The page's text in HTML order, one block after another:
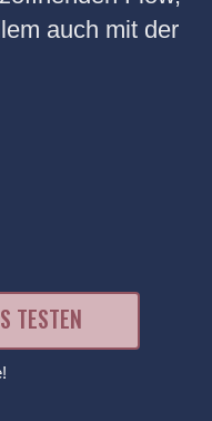
auch mit der
TESTEN